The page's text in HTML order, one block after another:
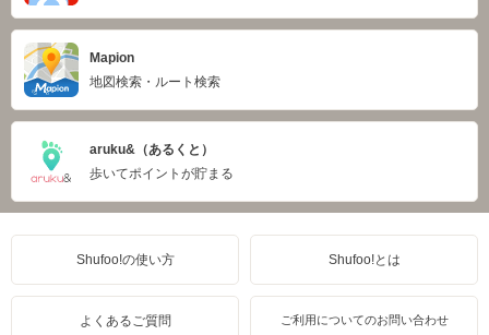
Mapion
地図検索・ルート検索
aruku&（あるくと）
歩いてポイントが貯まる
Shufoo!の使い方 Shufoo!とは
よくあるご質問 ご利用についてのお問い合わせ